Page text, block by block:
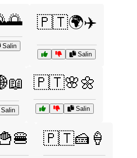
menemukan cara baru dalam
Portugal Flag dengan emoji
Salin
🇵🇹🌍✈️
Salin
🇵🇹🌸🌼
Salin
🇵🇹🍰🍦